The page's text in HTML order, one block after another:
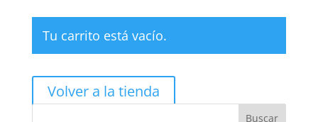
Tu carrito está vacío.
Volver a la tienda